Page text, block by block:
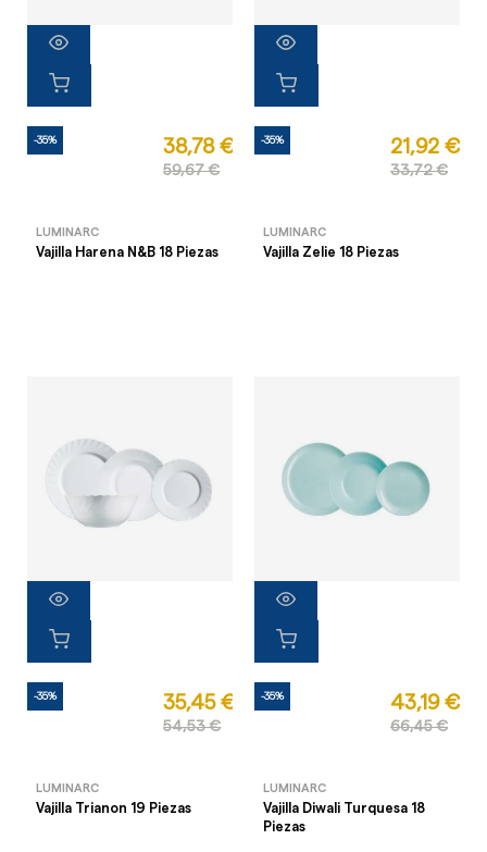
-35% 38,78 €
59,67 €
LUMINARC
Vajilla Harena N&B 18 Piezas
-35% 21,92 €
33,72 €
LUMINARC
Vajilla Zelie 18 Piezas
-35% 35,45 €
54,53 €
LUMINARC
Vajilla Trianon 19 Piezas
-35% 43,19 €
66,45 €
LUMINARC
Vajilla Diwali Turquesa 18
Piezas